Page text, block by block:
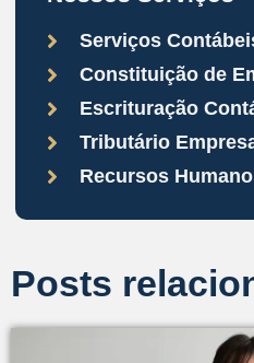
Serviços
Constituição de
Escrituração
Tributário
Recursos
Posts